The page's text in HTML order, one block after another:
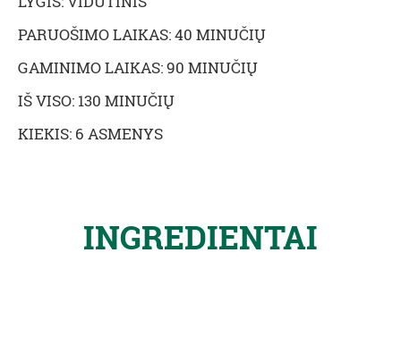
PARUOŠIMO LAIKAS: 40 MINUČIŲ
GAMINIMO LAIKAS: 90 MINUČIŲ
IŠ VISO: 130 MINUČIŲ
KIEKIS: 6 ASMENYS
INGREDIENTAI